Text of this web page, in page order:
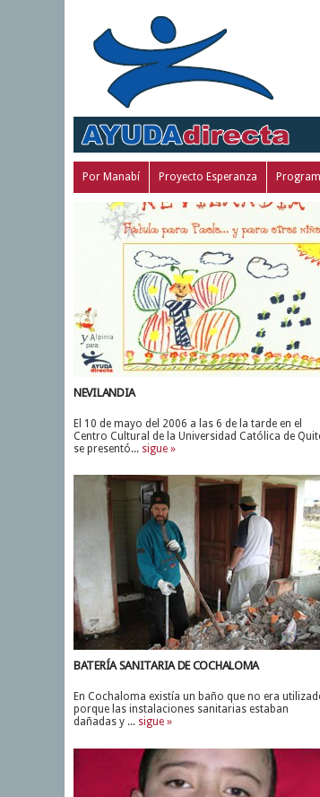
Por Manabí Proyecto Esperanza
NEVILANDIA
El 10 de mayo del 2006 a las 6 de la tarde en el
Centro Cultural de la Universidad Católica de
se presentó... sigue »
BATERÍA SANITARIA DE COCHALOMA
En Cochaloma existía un baño que no era
porque las instalaciones sanitarias estaban
dañadas y ... sigue »